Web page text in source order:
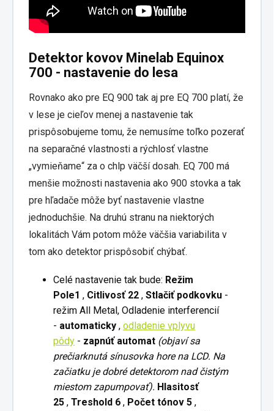
Detektor kovov Minelab Equinox
700 - nastavenie do lesa
Rovnako ako pre EQ 900 tak aj pre EQ 700 platí, že
v lese je cieľov menej a nastavenie tak
prispôsobujeme tomu, že nemusíme toľko pozerať
na separačné vlastnosti a rýchlosť vlastne
„vymieňame“ za o chlp väčší dosah. EQ 700 má
menšie možnosti nastavenia ako 900 stovka a tak
pre hľadače môže byť nastavenie vlastne
jednoduchšie. Na druhú stranu na niektorých
lokalitách Vám potom môže väčšia variabilita v
tom ako detektor prispôsobiť chýbať.
Celé nastavenie tak bude: Režim
Pole1 , Citlivosť 22 , Stlačiť podkovku -
režim All Metal, Odladenie interferencií
- automaticky , odladenie vplyvu
pôdy - zapnúť automat (objaví sa
prečiarknutá sínusovka hore na LCD. Na
začiatku je dobré detektorom nad čistým
miestom zapumpovať). Hlasitosť
25 , Treshold 6 , Počet tónov 5 ,